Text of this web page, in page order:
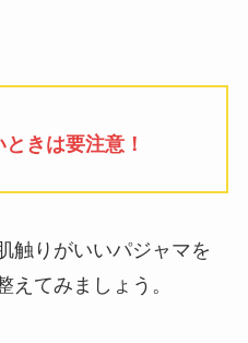
きは要注意！
触りがいいパジャマを
えてみましょう。